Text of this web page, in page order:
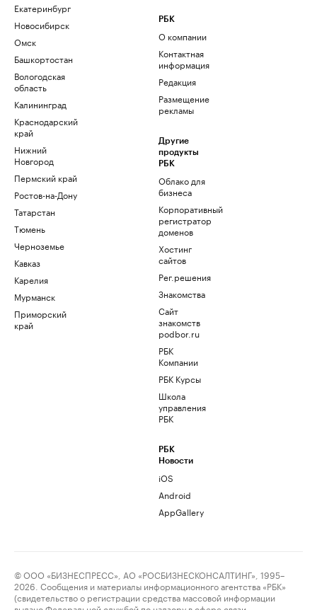
Екатеринбург
Новосибирск
Омск
Башкортостан
Вологодская
область
Калининград
Краснодарский
край
Нижний
Новгород
Пермский край
Ростов-на-Дону
Татарстан
Тюмень
Черноземье
Кавказ
Карелия
Мурманск
Приморский
край
РБК
О компании
Контактная
информация
Редакция
Размещение
рекламы
Другие
продукты
РБК
Облако для
бизнеса
Корпоративный
регистратор
доменов
Хостинг
сайтов
Рег.решения
Знакомства
Сайт
знакомств
podbor.ru
РБК
Компании
РБК Курсы
Школа
управления
РБК
РБК
Новости
iOS
Android
AppGallery
© ООО «БИЗНЕСПРЕСС», АО «РОСБИЗНЕСКОНСАЛТИНГ», 1995–
2026. Сообщения и материалы информационного агентства «РБК»
(свидетельство о регистрации средства массовой информации